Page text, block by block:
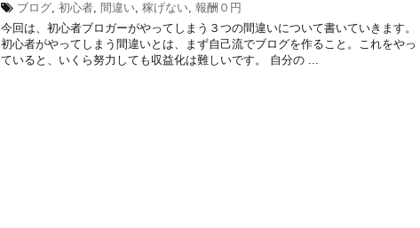
ブログ, 初心者, 間違い, 稼げない, 報酬０円
今回は、初心者ブロガーがやってしまう３つの間違いについて書いていきます。
初心者がやってしまう間違いとは、まず自己流でブログを作ること。これをやっ
ていると、いくら努力しても収益化は難しいです。 自分の ...